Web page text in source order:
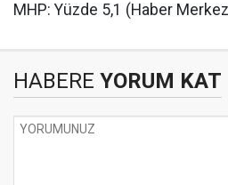
MHP: Yüzde 5,1 (Haber
HABERE YORUM KAT